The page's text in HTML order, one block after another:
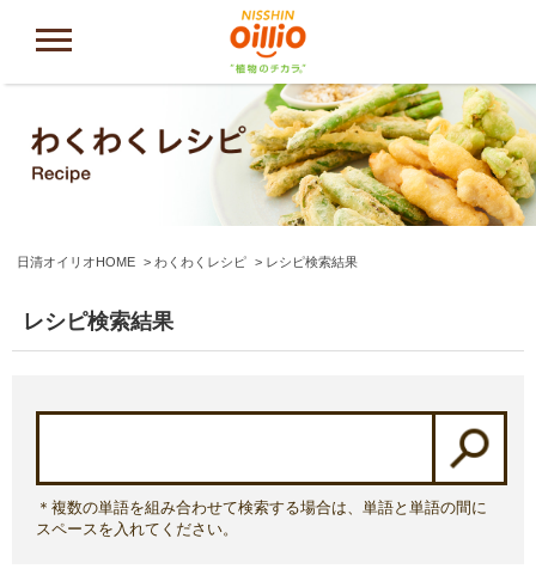
日清オイリオHOME わくわくレシピ レシピ検索結果
レシピ検索結果
＊複数の単語を組み合わせて検索する場合は、単語と単語の間に
スペースを入れてください。